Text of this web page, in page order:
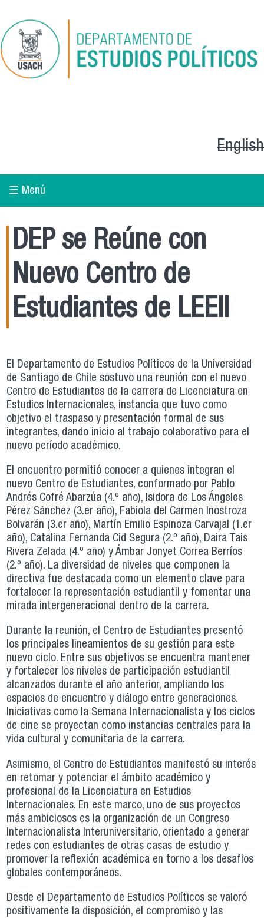
English
☰ Menú
DEP se Reúne con
Nuevo Centro de
Estudiantes de LEEII
El Departamento de Estudios Políticos de la Universidad
de Santiago de Chile sostuvo una reunión con el nuevo
Centro de Estudiantes de la carrera de Licenciatura en
Estudios Internacionales, instancia que tuvo como
objetivo el traspaso y presentación formal de sus
integrantes, dando inicio al trabajo colaborativo para el
nuevo período académico.
El encuentro permitió conocer a quienes integran el
nuevo Centro de Estudiantes, conformado por Pablo
Andrés Cofré Abarzúa (4.º año), Isidora de Los Ángeles
Pérez Sánchez (3.er año), Fabiola del Carmen Inostroza
Bolvarán (3.er año), Martín Emilio Espinoza Carvajal (1.er
año), Catalina Fernanda Cid Segura (2.º año), Daira Tais
Rivera Zelada (4.º año) y Ámbar Jonyet Correa Berríos
(2.º año). La diversidad de niveles que componen la
directiva fue destacada como un elemento clave para
fortalecer la representación estudiantil y fomentar una
mirada intergeneracional dentro de la carrera.
Durante la reunión, el Centro de Estudiantes presentó
los principales lineamientos de su gestión para este
nuevo ciclo. Entre sus objetivos se encuentra mantener
y fortalecer los niveles de participación estudiantil
alcanzados durante el año anterior, ampliando los
espacios de encuentro y diálogo entre generaciones.
Iniciativas como la Semana Internacionalista y los ciclos
de cine se proyectan como instancias centrales para la
vida cultural y comunitaria de la carrera.
Asimismo, el Centro de Estudiantes manifestó su interés
en retomar y potenciar el ámbito académico y
profesional de la Licenciatura en Estudios
Internacionales. En este marco, uno de sus proyectos
más ambiciosos es la organización de un Congreso
Internacionalista Interuniversitario, orientado a generar
redes con estudiantes de otras casas de estudio y
promover la reflexión académica en torno a los desafíos
globales contemporáneos.
Desde el Departamento de Estudios Políticos se valoró
positivamente la disposición, el compromiso y las